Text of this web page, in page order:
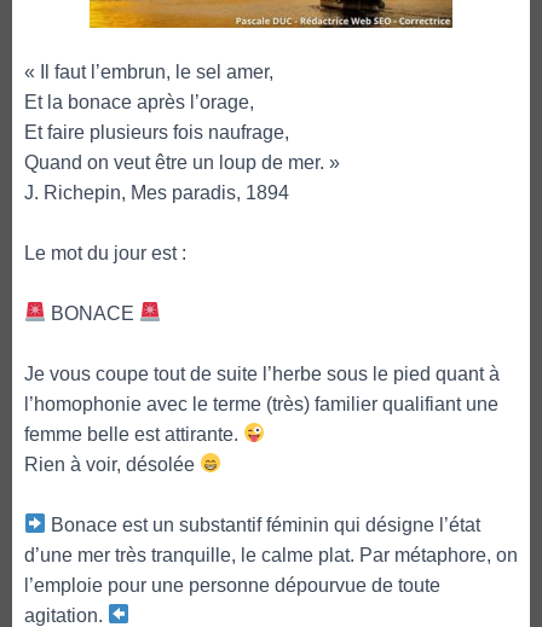
« Il faut l’embrun, le sel amer,
Et la bonace après l’orage,
Et faire plusieurs fois naufrage,
Quand on veut être un loup de mer. »
J. Richepin, Mes paradis, 1894
Le mot du jour est :
BONACE
Je vous coupe tout de suite l’herbe sous le pied quant à
l’homophonie avec le terme (très) familier qualifiant une
femme belle est attirante.
Rien à voir, désolée
Bonace est un substantif féminin qui désigne l’état
d’une mer très tranquille, le calme plat. Par métaphore, on
l’emploie pour une personne dépourvue de toute
agitation.